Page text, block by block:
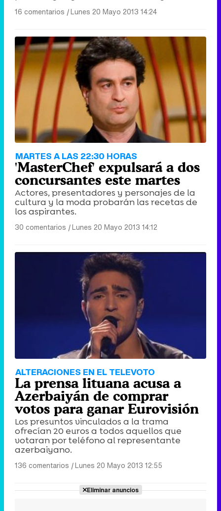
16 comentarios |Lunes 20 Mayo 2013 14:24
MARTES A LAS 22:30 HORAS
'MasterChef' expulsará a dos
concursantes este martes
Actores, presentadores y personajes de la
cultura y la moda probarán las recetas de
los aspirantes.
30 comentarios |Lunes 20 Mayo 2013 14:12
ALTERACIONES EN EL TELEVOTO
La prensa lituana acusa a
Azerbaiyán de comprar
votos para ganar Eurovisión
Los presuntos vinculados a la trama
ofrecían 20 euros a todos aquellos que
votaran por teléfono al representante
azerbaiyano.
136 comentarios |Lunes 20 Mayo 2013 12:55
Eliminar anuncios